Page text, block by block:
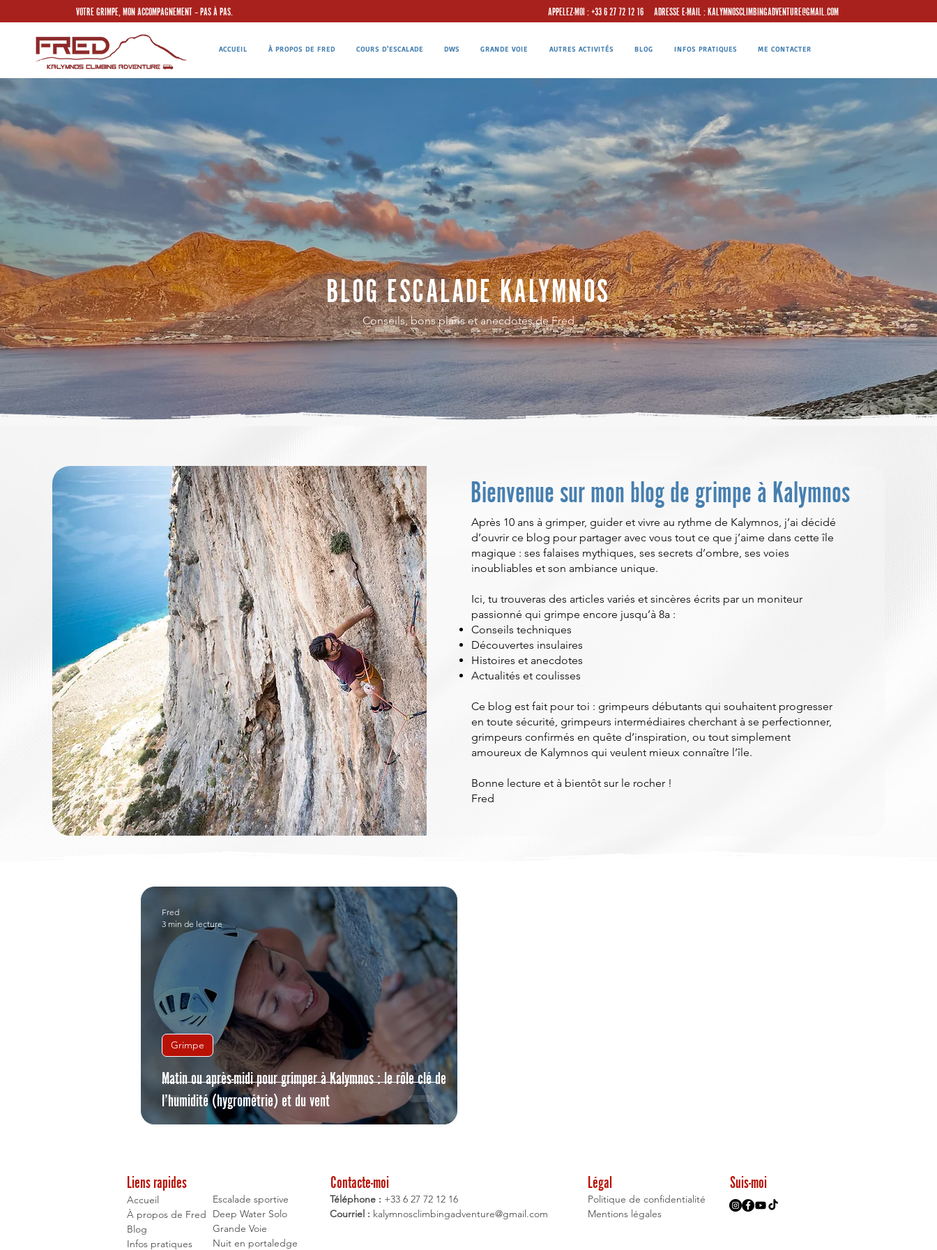
VOTRE GRIMPE, MON ACCOMPAGNEMENT – PAS À PAS. APPELEZ-MOI : +33 6 27 72 12 16 ADRESSE E-MAIL :KALYMNOSCLIMBINGADVENTURE@GMAIL.COM
ACCUEIL À PROPOS DE FRED COURS D'ESCALADE DWS GRANDE VOIE AUTRES ACTIVITÉS BLOG INFOS PRATIQUES ME CONTACTER
BLOG ESCALADE KALYMNOS
Conseils, bons plans et anecdotes de Fred
Bienvenue sur mon blog de grimpe à Kalymnos
Après 10 ans à grimper, guider et vivre au rythme de Kalymnos, j’ai décidé
d’ouvrir ce blog pour partager avec vous tout ce que j’aime dans cette île
magique : ses falaises mythiques, ses secrets d’ombre, ses voies
inoubliables et son ambiance unique.
Ici, tu trouveras des articles variés et sincères écrits par un moniteur
passionné qui grimpe encore jusqu’à 8a :
Conseils techniques
Découvertes insulaires
Histoires et anecdotes
Actualités et coulisses
Ce blog est fait pour toi : grimpeurs débutants qui souhaitent progresser
en toute sécurité, grimpeurs intermédiaires cherchant à se perfectionner,
grimpeurs confirmés en quête d’inspiration, ou tout simplement
amoureux de Kalymnos qui veulent mieux connaître l’île.
Bonne lecture et à bientôt sur le rocher !
Fred
Matin ou après-midi pour grimper à Kalymnos : le rôle clé de
l’humidité (hygrométrie) et du vent
Grimpe
Fred
3 min de lecture
Accueil
À propos de Fred
Blog
Infos pratiques
Liens rapides
Escalade sportive
Deep Water Solo
Grande Voie
Nuit en portaledge
Contacte-moi
Téléphone : +33 6 27 72 12 16
Courriel : kalymnosclimbingadventure@gmail.com
Légal
Politique de confidentialité
Mentions légales
Suis-moi